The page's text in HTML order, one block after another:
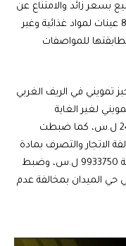
بسعر زائد والامتناع عن
البيع بحق معتمد خبز، بالإضافة إلى سحب 8 عينات لمواد غذائية وغير
للمواصفات
في الريف الغربي
كغ دقيق تمويني لغير الغاية
المخصصة لها وتم تغريمه بمبلغ 24514350 ل.س، كما ضبطت
الاتجار والتصرف بمادة
الخبز التمويني وبلغت قيمة التغريم الاجمالية 9933750 ل.س، وضبط
حي الميدان بمخالفة عدم